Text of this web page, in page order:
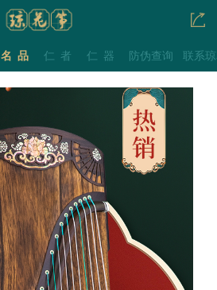
名品 仁者 仁器 防伪查询 联系